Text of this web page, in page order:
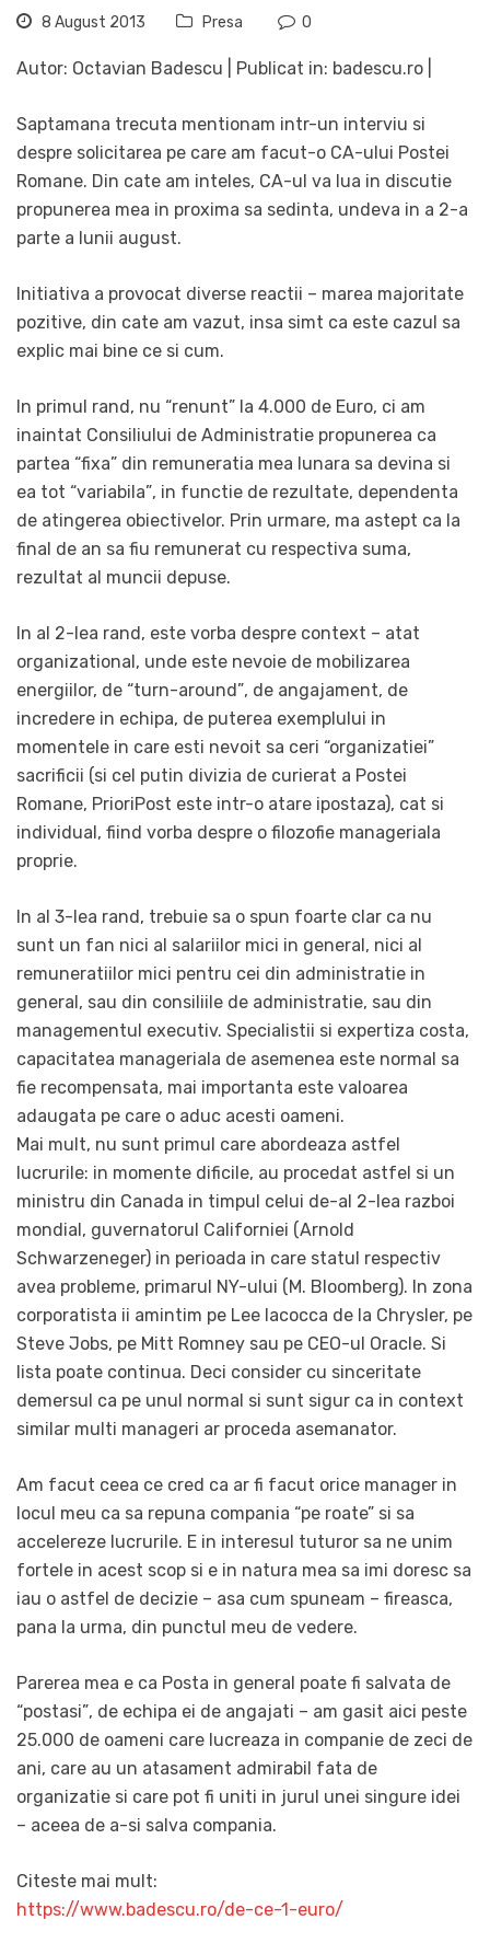
8 August 2013 Presa 0
Autor: Octavian Badescu | Publicat in: badescu.ro |
Saptamana trecuta mentionam intr-un interviu si
despre solicitarea pe care am facut-o CA-ului Postei
Romane. Din cate am inteles, CA-ul va lua in discutie
propunerea mea in proxima sa sedinta, undeva in a 2-a
parte a lunii august.
Initiativa a provocat diverse reactii – marea majoritate
pozitive, din cate am vazut, insa simt ca este cazul sa
explic mai bine ce si cum.
In primul rand, nu “renunt” la 4.000 de Euro, ci am
inaintat Consiliului de Administratie propunerea ca
partea “fixa” din remuneratia mea lunara sa devina si
ea tot “variabila”, in functie de rezultate, dependenta
de atingerea obiectivelor. Prin urmare, ma astept ca la
final de an sa fiu remunerat cu respectiva suma,
rezultat al muncii depuse.
In al 2-lea rand, este vorba despre context – atat
organizational, unde este nevoie de mobilizarea
energiilor, de “turn-around”, de angajament, de
incredere in echipa, de puterea exemplului in
momentele in care esti nevoit sa ceri “organizatiei”
sacrificii (si cel putin divizia de curierat a Postei
Romane, PrioriPost este intr-o atare ipostaza), cat si
individual, fiind vorba despre o filozofie manageriala
proprie.
In al 3-lea rand, trebuie sa o spun foarte clar ca nu
sunt un fan nici al salariilor mici in general, nici al
remuneratiilor mici pentru cei din administratie in
general, sau din consiliile de administratie, sau din
managementul executiv. Specialistii si expertiza costa,
capacitatea manageriala de asemenea este normal sa
fie recompensata, mai importanta este valoarea
adaugata pe care o aduc acesti oameni.
Mai mult, nu sunt primul care abordeaza astfel
lucrurile: in momente dificile, au procedat astfel si un
ministru din Canada in timpul celui de-al 2-lea razboi
mondial, guvernatorul Californiei (Arnold
Schwarzeneger) in perioada in care statul respectiv
avea probleme, primarul NY-ului (M. Bloomberg). In zona
corporatista ii amintim pe Lee Iacocca de la Chrysler, pe
Steve Jobs, pe Mitt Romney sau pe CEO-ul Oracle. Si
lista poate continua. Deci consider cu sinceritate
demersul ca pe unul normal si sunt sigur ca in context
similar multi manageri ar proceda asemanator.
Am facut ceea ce cred ca ar fi facut orice manager in
locul meu ca sa repuna compania “pe roate” si sa
accelereze lucrurile. E in interesul tuturor sa ne unim
fortele in acest scop si e in natura mea sa imi doresc sa
iau o astfel de decizie – asa cum spuneam – fireasca,
pana la urma, din punctul meu de vedere.
Parerea mea e ca Posta in general poate fi salvata de
“postasi”, de echipa ei de angajati – am gasit aici peste
25.000 de oameni care lucreaza in companie de zeci de
ani, care au un atasament admirabil fata de
organizatie si care pot fi uniti in jurul unei singure idei
– aceea de a-si salva compania.
Citeste mai mult:
https://www.badescu.ro/de-ce-1-euro/